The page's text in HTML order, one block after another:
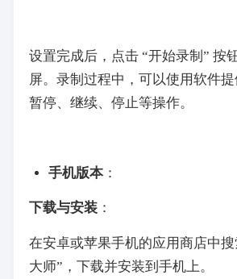
设置完成后，点击 “开始录制” 按
屏。录制过程中，可以使用软件
暂停、继续、停止等操作。
手机版本：
下载与安装：
在安卓或苹果手机的应用商店中
大师”，下载并安装到手机上。